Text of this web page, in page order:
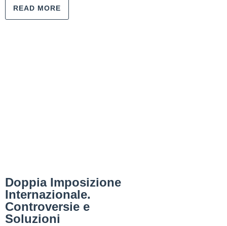
READ MORE
Doppia Imposizione
Internazionale.
Controversie e
Soluzioni